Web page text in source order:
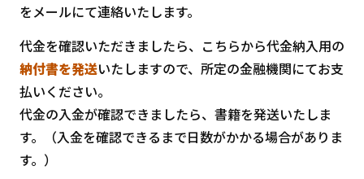
をメールにて連絡いたします。
代金を確認いただきましたら、こちらから代金納入用の
納付書を発送いたしますので、所定の金融機関にてお支
払いください。
代金の入金が確認できましたら、書籍を発送いたしま
す。（入金を確認できるまで日数がかかる場合がありま
す。）